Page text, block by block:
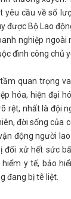
cầu về số
được Bộ Lao
nghiệp
đình công chủ
quan trọng
hóa, hiện đại
rệt, nhất là đội
đời sống của
động người
đối xử hết sức
y tế, bảo
đang bị tê liệt.